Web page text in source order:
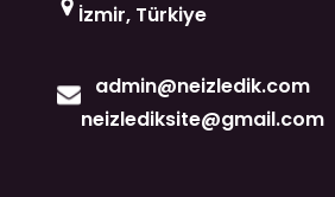
İzmir, Türkiye
admin@neizledik.com
neizlediksite@gmail.com